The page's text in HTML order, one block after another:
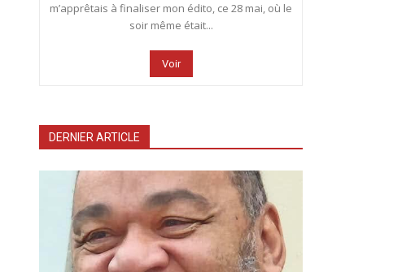
m’apprêtais à finaliser mon édito, ce 28 mai, où le
soir même était...
Voir
DERNIER ARTICLE